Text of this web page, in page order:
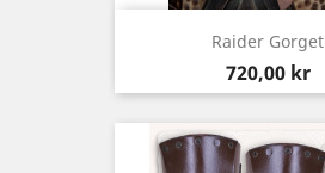
Raider Gorget
Pris
720,00 kr